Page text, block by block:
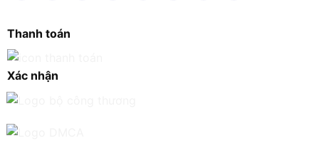
Thanh toán
Xác nhận